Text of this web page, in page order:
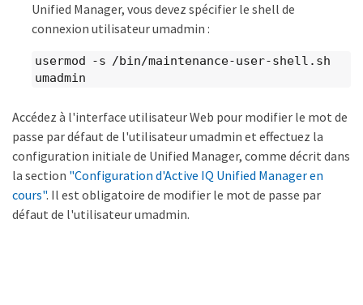
Unified Manager, vous devez spécifier le shell de
connexion utilisateur umadmin :
usermod -s /bin/maintenance-user-shell.sh
umadmin
Accédez à l'interface utilisateur Web pour modifier le mot de
passe par défaut de l'utilisateur umadmin et effectuez la
configuration initiale de Unified Manager, comme décrit dans
la section "Configuration d'Active IQ Unified Manager en
cours". Il est obligatoire de modifier le mot de passe par
défaut de l'utilisateur umadmin.